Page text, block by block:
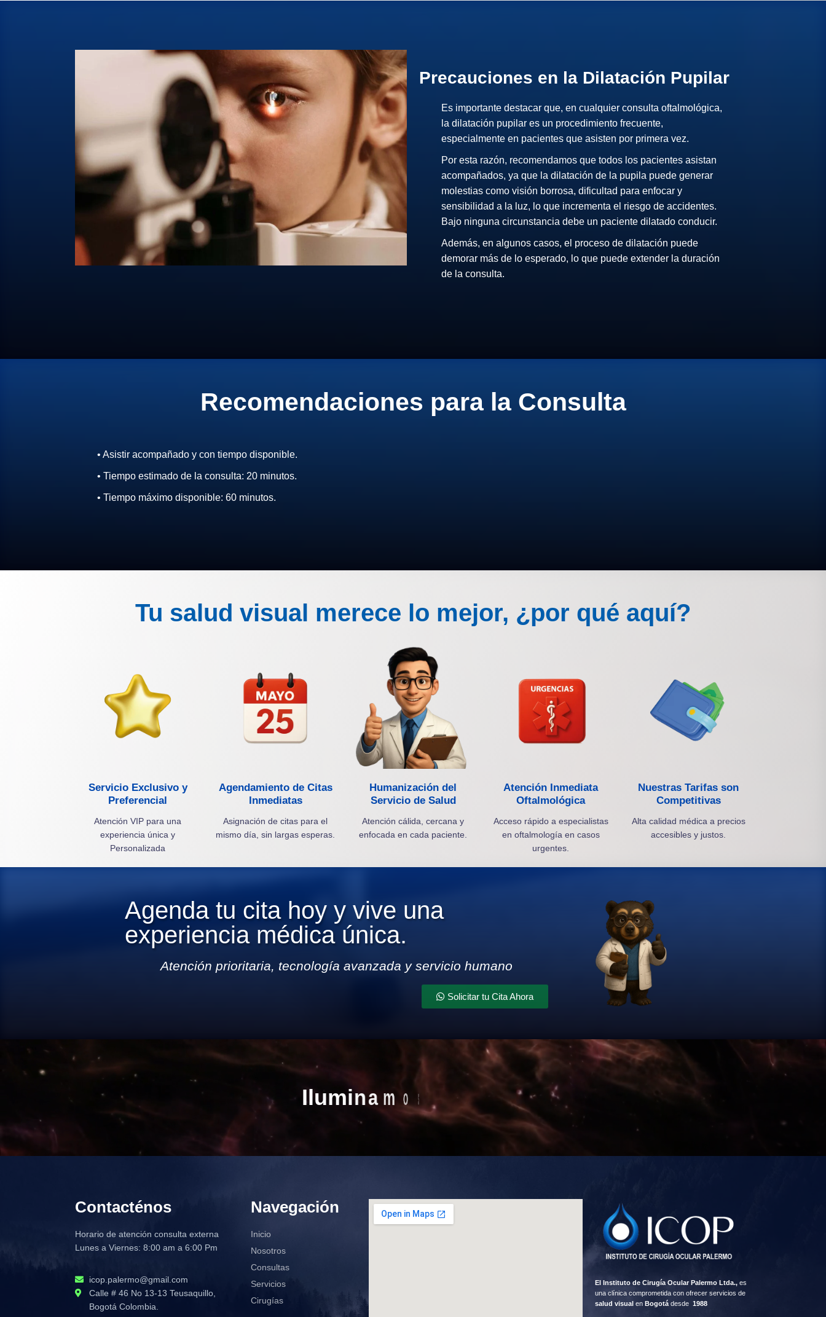
Precauciones en la Dilatación Pupilar
Es importante destacar que, en cualquier consulta oftalmológica,
la dilatación pupilar es un procedimiento frecuente,
especialmente en pacientes que asisten por primera vez.
Por esta razón, recomendamos que todos los pacientes asistan
acompañados, ya que la dilatación de la pupila puede generar
molestias como visión borrosa, dificultad para enfocar y
sensibilidad a la luz, lo que incrementa el riesgo de accidentes.
Bajo ninguna circunstancia debe un paciente dilatado conducir.
Además, en algunos casos, el proceso de dilatación puede
demorar más de lo esperado, lo que puede extender la duración
de la consulta.
Recomendaciones para la Consulta
• Asistir acompañado y con tiempo disponible.
• Tiempo estimado de la consulta: 20 minutos.
• Tiempo máximo disponible: 60 minutos.
Tu salud visual merece lo mejor, ¿por qué aquí?
Servicio Exclusivo y
Preferencial
Atención VIP para una
experiencia única y
Personalizada
Agendamiento de Citas
Inmediatas
Asignación de citas para el
mismo día, sin largas esperas.
Humanización del
Servicio de Salud
Atención cálida, cercana y
enfocada en cada paciente.
Atención Inmediata
Oftalmológica
Acceso rápido a especialistas
en oftalmología en casos
urgentes.
Nuestras Tarifas son
Competitivas
Alta calidad médica a precios
accesibles y justos.
Agenda tu cita hoy y vive una
experiencia médica única.
Atención prioritaria, tecnología avanzada y servicio humano
Solicitar tu Cita Ahora
Iluminam o s amin os
Contacténos
Horario de atención consulta externa
Lunes a Viernes: 8:00 am a 6:00 Pm
icop.palermo@gmail.com
Calle # 46 No 13-13 Teusaquillo,
Bogotá Colombia.
Navegación
Inicio
Nosotros
Consultas
Servicios
Cirugías
El Instituto de Cirugía Ocular Palermo Ltda., es
una clínica comprometida con ofrecer servicios de
salud visualenBogotá desde 1988